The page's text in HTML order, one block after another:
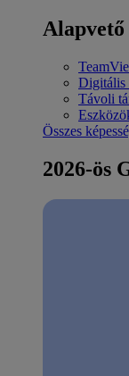
Alapvető
Digitális
Távoli
Összes
2026-ös